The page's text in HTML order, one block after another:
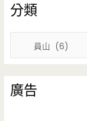
分類
類
廣告